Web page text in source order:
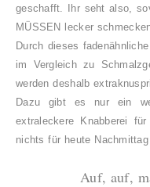
geschafft. Ihr seht also,
MÜSSEN lecker
Durch dieses
im Vergleich zu
werden deshalb
Dazu gibt es nur ein
extraleckere Knabberei
nichts für heute Nachmittag
Auf, auf,